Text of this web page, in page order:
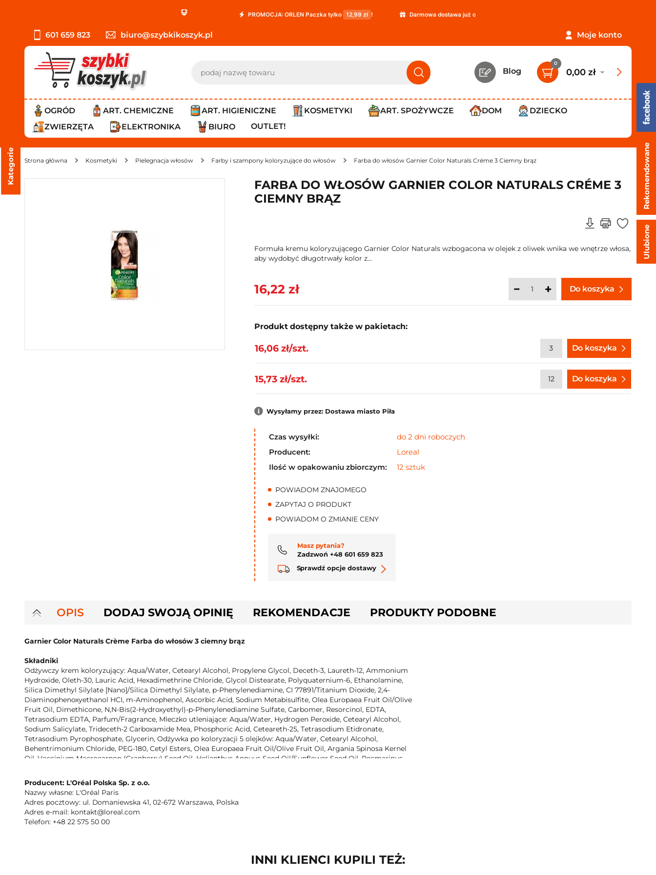
PROMOCJA: ORLEN Paczka tylko 12,99 zł ! Darmowa dostawa już od 119,99 zł
601 659 823 biuro@szybkikoszyk.pl Moje konto
Blog
0
0,00 zł
OGRÓD ART. CHEMICZNE ART. HIGIENICZNE KOSMETYKI ART. SPOŻYWCZE DOM
DZIECKO
ZWIERZĘTA
ELEKTRONIKA BIURO OUTLET!
Strona główna Kosmetyki Pielegnacja włosów Farby i szampony koloryzujące do włosów Farba do włosów Garnier Color Naturals Créme 3 Ciemny brąz
Kategorie
FARBA DO WŁOSÓW GARNIER COLOR NATURALS CRÉME 3
CIEMNY BRĄZ
Formuła kremu koloryzującego Garnier Color Naturals wzbogacona w olejek z oliwek wnika we wnętrze włosa,
aby wydobyć długotrwały kolor z...
16,22 zł Do koszyka
Produkt dostępny także w pakietach:
16,06 zł/szt. Do koszyka
15,73 zł/szt. Do koszyka
Wysyłamy przez: Dostawa miasto Piła
Czas wysyłki:
do 2 dni roboczych
Producent:
Loreal
Ilość w opakowaniu zbiorczym:
12 sztuk
POWIADOM ZNAJOMEGO
ZAPYTAJ O PRODUKT
POWIADOM O ZMIANIE CENY
Masz pytania?
Zadzwoń +48 601 659 823
Sprawdź opcje dostawy
OPIS DODAJ SWOJĄ OPINIĘ REKOMENDACJE PRODUKTY PODOBNE
Garnier Color Naturals Crème Farba do włosów 3 ciemny brąz
Składniki
Odżywczy krem koloryzujący: Aqua/Water, Cetearyl Alcohol, Propylene Glycol, Deceth-3, Laureth-12, Ammonium
Hydroxide, Oleth-30, Lauric Acid, Hexadimethrine Chloride, Glycol Distearate, Polyquaternium-6, Ethanolamine,
Silica Dimethyl Silylate [Nano]/Silica Dimethyl Silylate, p-Phenylenediamine, CI 77891/Titanium Dioxide, 2,4-
Diaminophenoxyethanol HCI, m-Aminophenol, Ascorbic Acid, Sodium Metabisulfite, Olea Europaea Fruit Oil/Olive
Fruit Oil, Dimethicone, N,N-Bis(2-Hydroxyethyl)-p-Phenylenediamine Sulfate, Carbomer, Resorcinol, EDTA,
Tetrasodium EDTA, Parfum/Fragrance, Mleczko utleniające: Aqua/Water, Hydrogen Peroxide, Cetearyl Alcohol,
Sodium Salicylate, Trideceth-2 Carboxamide Mea, Phosphoric Acid, Ceteareth-25, Tetrasodium Etidronate,
Tetrasodium Pyrophosphate, Glycerin, Odżywka po koloryzacji 5 olejków: Aqua/Water, Cetearyl Alcohol,
Behentrimonium Chloride, PEG-180, Cetyl Esters, Olea Europaea Fruit Oil/Olive Fruit Oil, Argania Spinosa Kernel
Oil, Vaccinium Macrocarpon (Cranberry) Seed Oil, Helianthus Annuus Seed Oil/Sunflower Seed Oil, Rosmarinus
Butter/Shea Butter, Trideceth-6, Amodimethicone, Isopropyl Alcohol, Hydroxyethylcellulose, Citric Acid, Tocopherol,
Phenoxyethanol, Chlorhexidine Digluconate, Cetrimonium Chloride, Linalool, Benzyl Alcohol, Parfum/Fragrance
Marka
Garnier
lśniące włosy, odżywione włosy, piękniejszy kolor, *test instrumentalny
Producent: L'Oréal Polska Sp. z o.o.
Nazwy własne: L'Oréal Paris
Adres pocztowy: ul. Domaniewska 41, 02-672 Warszawa, Polska
Adres e-mail: kontakt@loreal.com
Telefon: +48 22 575 50 00
INNI KLIENCI KUPILI TEŻ:
Rekomendowane
Ulubione